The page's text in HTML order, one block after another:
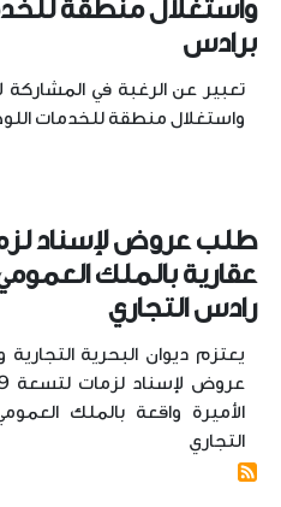
واستغلال منطقة
برادس
تعبير عن الرغبة في المشاركة
واستغلال منطقة للخدمات
طلب عروض لإسناد
عقارية بالملك
رادس التجاري
يعتزم ديوان البحرية
الأميرة واقعة بالملك
التجاري